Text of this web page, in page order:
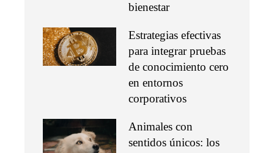
bienestar
Estrategias efectivas
para integrar pruebas
de conocimiento cero
en entornos
corporativos
Animales con
sentidos únicos: los